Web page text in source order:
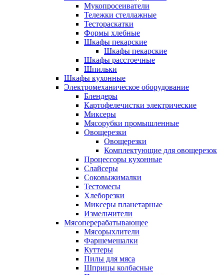
Мукопросеиватели
Тележки стеллажные
Тестораскатки
Формы хлебные
Шкафы пекарские
Шкафы пекарские
Шкафы расстоечные
Шпильки
Шкафы кухонные
Электромеханическое оборудование
Блендеры
Картофелечистки электрические
Миксеры
Мясорубки промышленные
Овощерезки
Овощерезки
Комплектующие для овощерезок
Процессоры кухонные
Слайсеры
Соковыжималки
Тестомесы
Хлеборезки
Миксеры планетарные
Измельчители
Мясоперерабатывающее
Мясорыхлители
Фаршемешалки
Куттеры
Пилы для мяса
Шприцы колбасные